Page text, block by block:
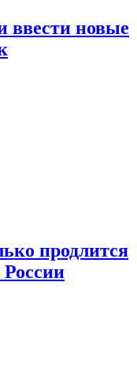
ввести новые
продлится